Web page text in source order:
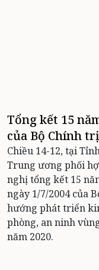
Tổng kết 15
của Bộ Chính
Chiều 14-12, tại
Trung ương phối
nghị tổng kết 15
ngày 1/7/2004 của
hướng phát triển
phòng, an ninh
năm 2020.